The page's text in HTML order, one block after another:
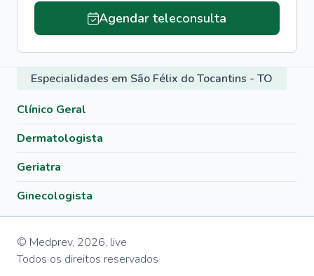
Agendar teleconsulta
Especialidades em São Félix do Tocantins - TO
Clínico Geral
Dermatologista
Geriatra
Ginecologista
© Medprev, 2026, live
Todos os direitos reservados